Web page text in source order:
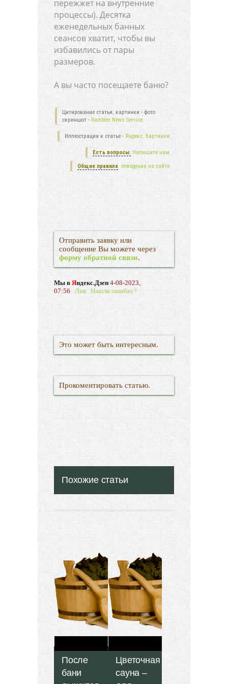
пережжет на внутренние
процессы). Десятка
еженедельных банных
сеансов хватит, чтобы вы
избавились от пары
размеров.
А вы часто посещаете баню?
Цитирование статьи, картинки - фото
скриншот - Rambler News Service.
Иллюстрация к статье - Яндекс. Картинки.
Есть вопросы. Напишите нам.
Общие правила поведения на сайте.
Отправить заявку или
сообщение Вы можете через
форму обратной связи.
Мы в Яндекс.Дзен 4-08-2023,
07:56Лия Нашли ошибку?
Это может быть интересным.
Прокоментировать статью.
Похожие статьи
После
бани
Цветочная
сауна –